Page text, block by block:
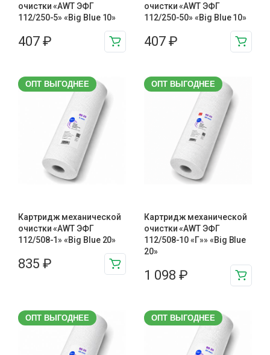
очистки «AWT ЭФГ
112/250-5» «Big Blue 10»
407 ₽
очистки «AWT ЭФГ
112/250-50» «Big Blue 10»
407 ₽
ОПТ ВЫГОДНЕЕ
Картридж механической
очистки «AWT ЭФГ
112/508-1» «Big Blue 20»
835 ₽
ОПТ ВЫГОДНЕЕ
Картридж механической
очистки «AWT ЭФГ
112/508-10 «Г»» «Big Blue
20»
1 098 ₽
ОПТ ВЫГОДНЕЕ ОПТ ВЫГОДНЕЕ